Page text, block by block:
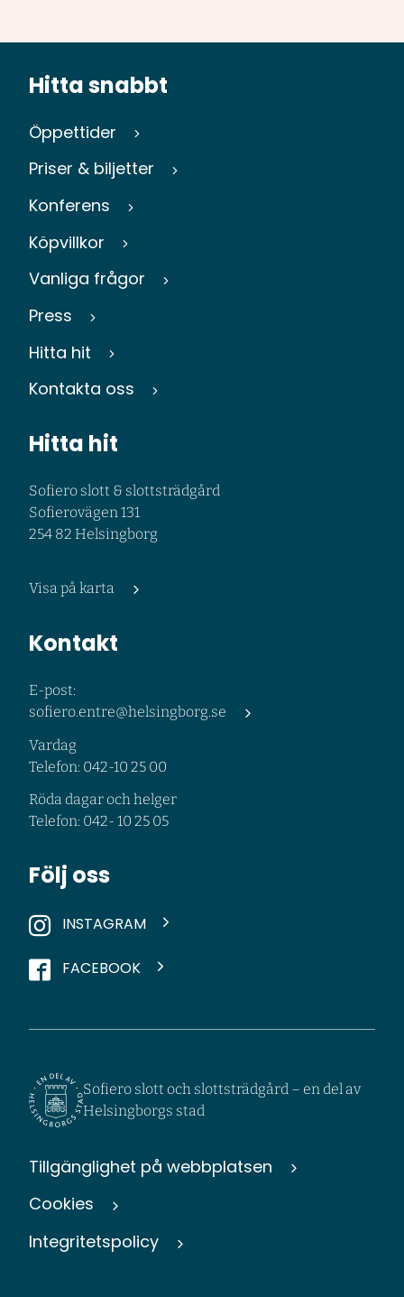
Hitta snabbt
Öppettider
Priser & biljetter
Konferens
Köpvillkor
Vanliga frågor
Press
Hitta hit
Kontakta oss
Hitta hit
Sofiero slott & slottsträdgård
Sofierovägen 131
254 82 Helsingborg
Visa på karta
Kontakt
E-post:
sofiero.entre@helsingborg.se
Vardag
Telefon: 042-10 25 00
Röda dagar och helger
Telefon: 042- 10 25 05
Följ oss
INSTAGRAM
FACEBOOK
Sofiero slott och slottsträdgård – en del av
Helsingborgs stad
Tillgänglighet på webbplatsen
Cookies
Integritetspolicy